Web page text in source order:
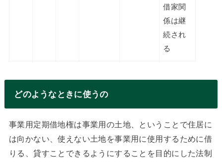
借家関
係は継
続され
る
どのようなときに使うの
事業用定期借地権は事業用の土地、ということで住居に
は向かない、使えない土地を事業用に使用するために借
りる、貸すことできるようにすることを目的にした法制